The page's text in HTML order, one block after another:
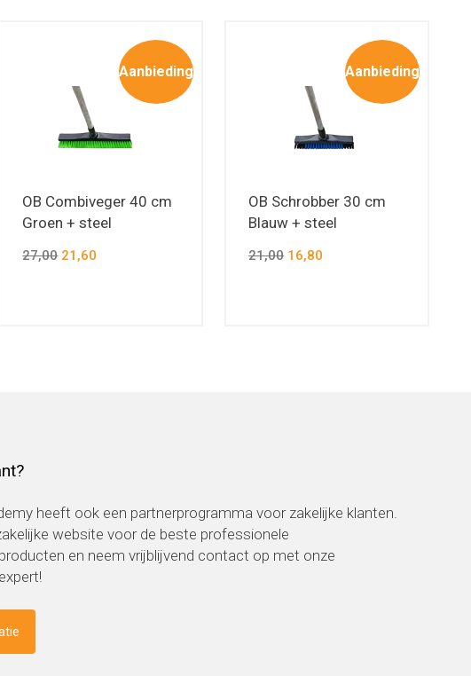
Aanbieding
OB Combiveger 40 cm
Groen + steel
27,0021,60
Aanbieding
OB Schrobber 30 cm
Blauw + steel
21,0016,80
heeft ook een partnerprogramma voor zakelijke klanten.
website voor de beste professionele
en neem vrijblijvend contact op met onze